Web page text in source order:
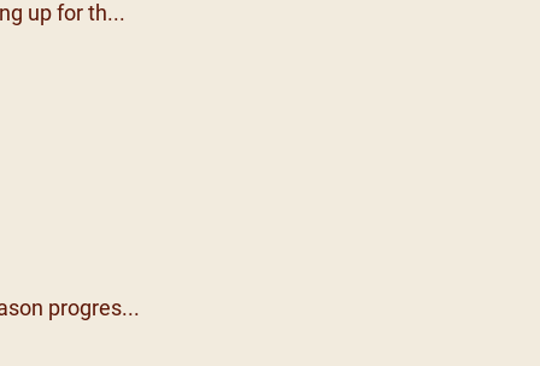
up for th...
progres...